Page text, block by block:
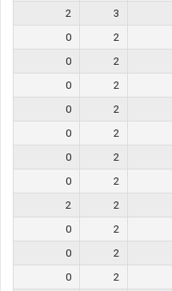
3
2
2
0
2
0
2
0
2
0
2
0
2
0
2
0
2
2
2
0
2
0
2
0